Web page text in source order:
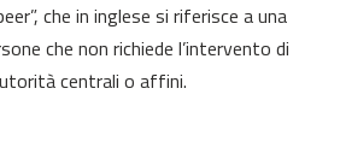
che in inglese si riferisce a una
che non richiede l’intervento di
centrali o affini.